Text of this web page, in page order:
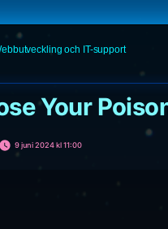
och IT-support
Your
9 juni 2024 kl 11:00